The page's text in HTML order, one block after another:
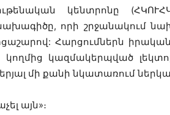
կենտրոնը
նախագիծը, որի շրջանակում
Հարցումներն
կազմակերպված
մի քանի նկատառում
այն»։